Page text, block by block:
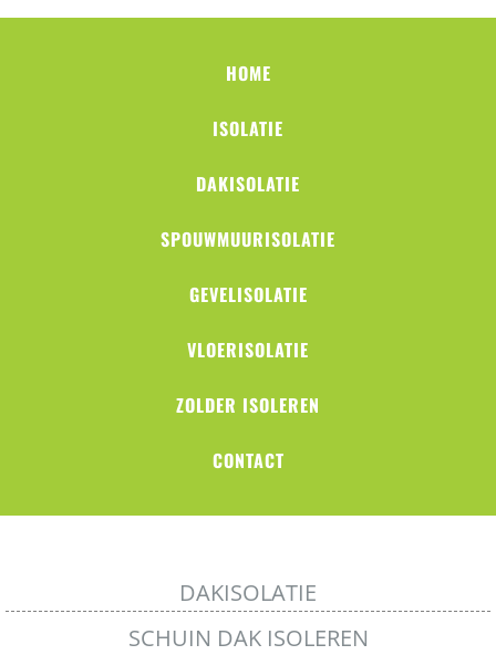
HOME
ISOLATIE
DAKISOLATIE
SPOUWMUURISOLATIE
GEVELISOLATIE
VLOERISOLATIE
ZOLDER ISOLEREN
CONTACT
DAKISOLATIE
SCHUIN DAK ISOLEREN